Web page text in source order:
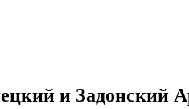
и Задонский